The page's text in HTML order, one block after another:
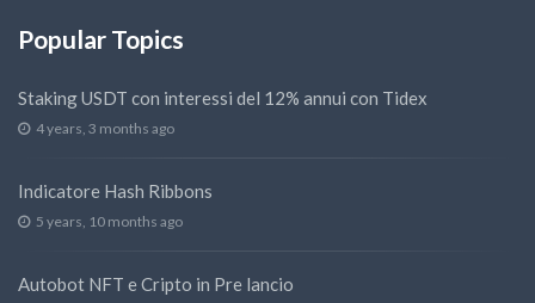
Popular Topics
Staking USDT con interessi del 12% annui con Tidex
4 years, 3 months ago
Indicatore Hash Ribbons
5 years, 10 months ago
Autobot NFT e Cripto in Pre lancio